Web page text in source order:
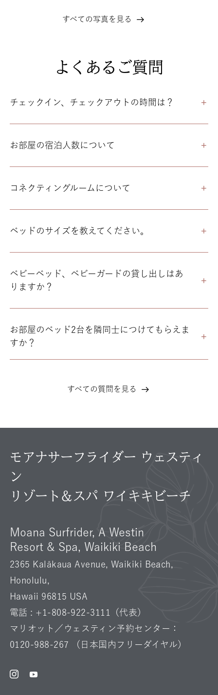
すべての写真を見る
ギ
ラ
よくあるご質問
チェックイン、チェックアウトの時間は？
お部屋の宿泊人数について
コネクティングルームについて
ベッドのサイズを教えてください。
ベビーベッド、ベビーガードの貸し出しはあ
りますか？
お部屋のベッド2台を隣同士につけてもらえま
すか？
すべての質問を見る
あ
ご
問
モアナサーフライダー ウェスティ
ン
リゾート＆スパ ワイキキビーチ
Moana Surfrider, A Westin
Resort & Spa, Waikiki Beach
2365 Kalākaua Avenue, Waikiki Beach,
Honolulu,
Hawaii 96815 USA
電話 : +1-808-922-3111
（代表）
マリオット／ウェスティン予約センター：
0120-988-267 （日本国内フリーダイヤル）
Instagram